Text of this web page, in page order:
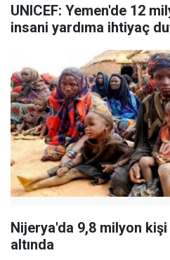
UNICEF: Yemen'de 12
insani yardıma ihtiyaç
Nijerya'da 9,8 milyon
altında